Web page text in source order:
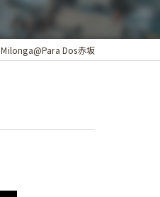
Milonga@Para Dos赤坂